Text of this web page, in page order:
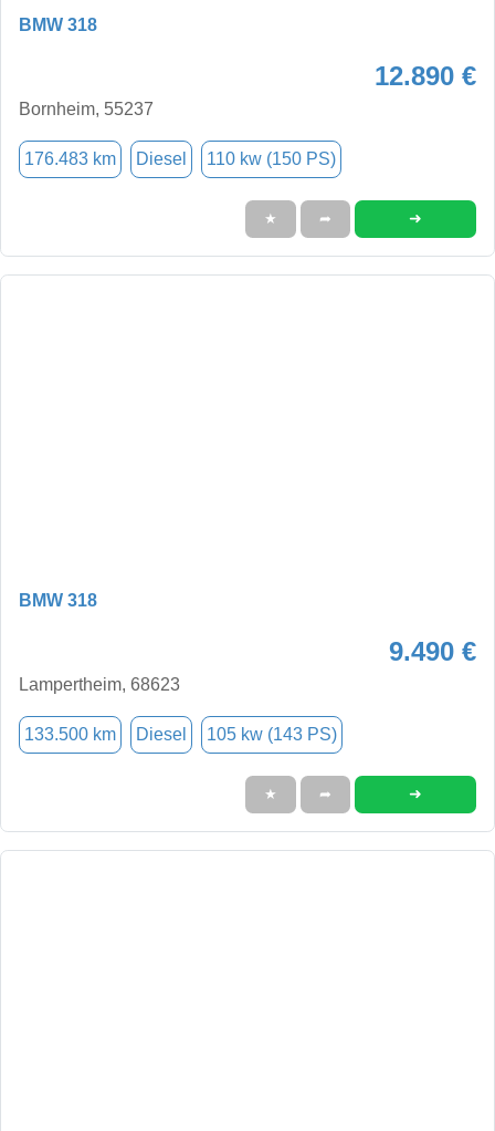
BMW 318
12.890 €
Bornheim, 55237
176.483 km Diesel 110 kw (150 PS)
★ ➦ ➜
BMW 318
9.490 €
Lampertheim, 68623
133.500 km Diesel 105 kw (143 PS)
★ ➦ ➜